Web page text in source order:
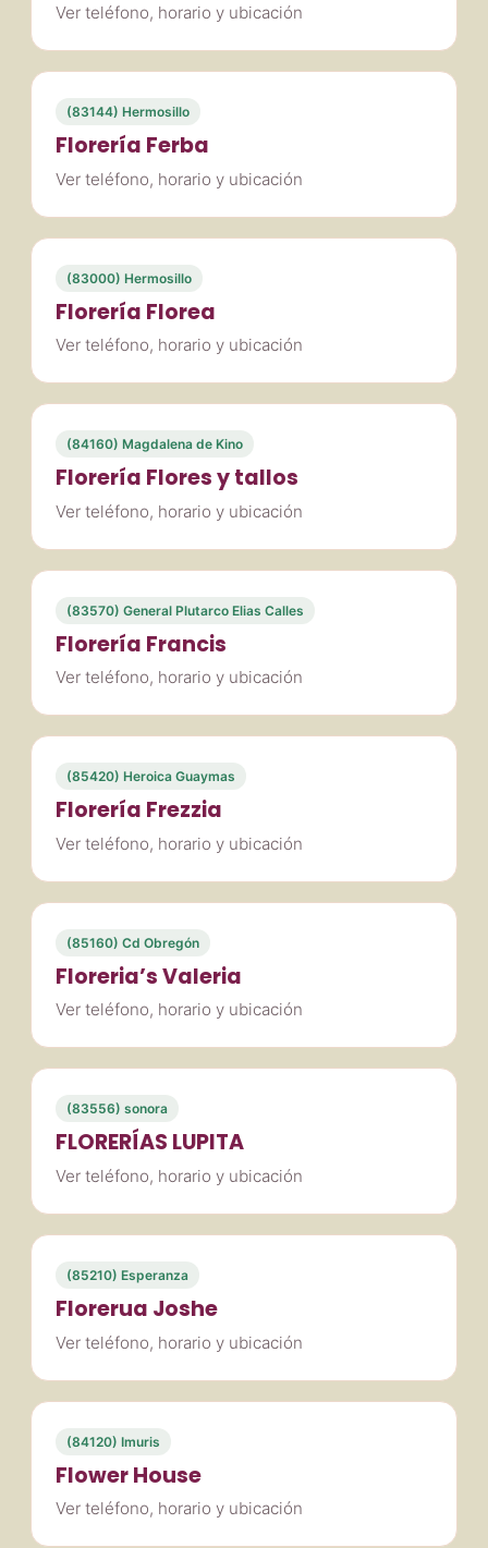
Ver teléfono, horario y ubicación
(83144) Hermosillo
Florería Ferba
Ver teléfono, horario y ubicación
(83000) Hermosillo
Florería Florea
Ver teléfono, horario y ubicación
(84160) Magdalena de Kino
Florería Flores y tallos
Ver teléfono, horario y ubicación
(83570) General Plutarco Elias Calles
Florería Francis
Ver teléfono, horario y ubicación
(85420) Heroica Guaymas
Florería Frezzia
Ver teléfono, horario y ubicación
(85160) Cd Obregón
Floreria’s Valeria
Ver teléfono, horario y ubicación
(83556) sonora
FLORERÍAS LUPITA
Ver teléfono, horario y ubicación
(85210) Esperanza
Florerua Joshe
Ver teléfono, horario y ubicación
(84120) Imuris
Flower House
Ver teléfono, horario y ubicación